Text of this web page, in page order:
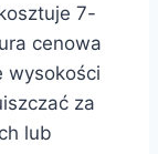
7-
cenowa
wysokości
za
lub